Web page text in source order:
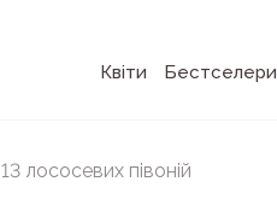
Квіти Бестселери
13 лососевих півоній